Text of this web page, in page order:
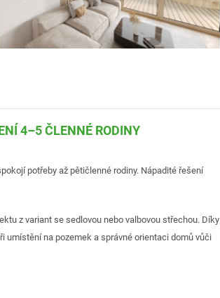
4–5 ČLENNÉ RODINY
potřeby až pětičlenné rodiny. Nápadité řešení
z variant se sedlovou nebo valbovou střechou. Díky
umístění na pozemek a správné orientaci domů vůči